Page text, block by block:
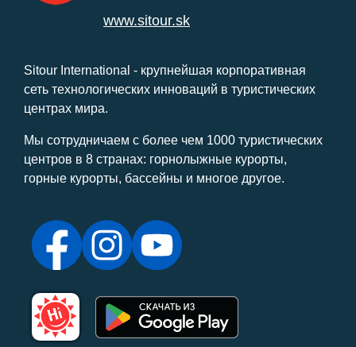
www.sitour.sk
Sitour International - крупнейшая корпоративная
сеть технологических инноваций в туристических
центрах мира.
Мы сотрудничаем с более чем 1000 туристических
центров в 8 странах: горнолыжные курорты,
горные курорты, бассейны и многое другое.